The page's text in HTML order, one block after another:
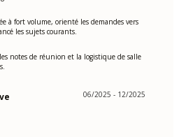
à fort volume, orienté les demandes vers
les sujets courants.
notes de réunion et la logistique de salle
06/2025 - 12/2025